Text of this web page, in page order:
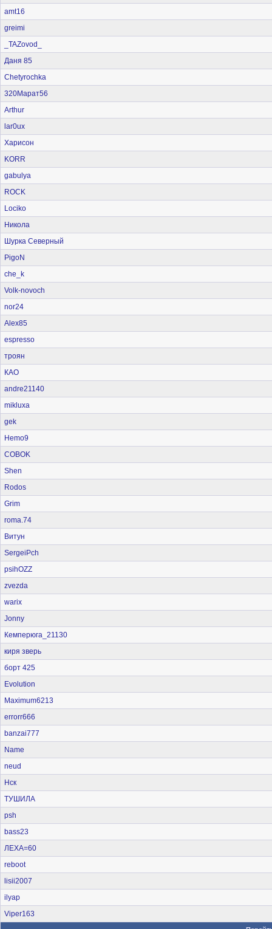
amt16
greimi
_TAZovod_
Даня 85
Chetyrochka
320Марат56
Arthur
lar0ux
Харисон
KORR
gabulya
ROCK
Lociko
Никола
Шурка Северный
PigoN
che_k
Volk-novoch
nor24
Alex85
espresso
троян
КАО
andre21140
mikluxa
gek
Hemo9
COBOK
Shen
Rodos
Grim
roma.74
Витун
SergeiPch
psihOZZ
zvezda
warix
Jonny
Кемперюга_21130
киря зверь
борт 425
Evolution
Maximum6213
errorr666
banzai777
Name
neud
Нск
ТУШИЛА
psh
bass23
ЛЕХА=60
reboot
lisii2007
ilyap
Viper163